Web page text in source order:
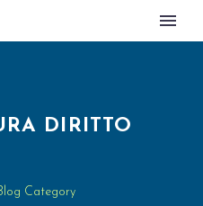
DIRITTO
Category